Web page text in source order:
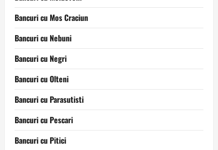
Bancuri cu Mos Craciun
Bancuri cu Nebuni
Bancuri cu Negri
Bancuri cu Olteni
Bancuri cu Parasutisti
Bancuri cu Pescari
Bancuri cu Pitici